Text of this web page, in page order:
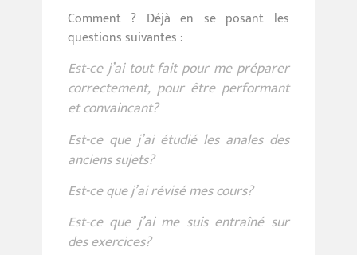
Comment ? Déjà en se posant les
questions suivantes :
Est-ce j’ai tout fait pour me préparer
correctement, pour être performant
et convaincant?
Est-ce que j’ai étudié les anales des
anciens sujets?
Est-ce que j’ai révisé mes cours?
Est-ce que j’ai me suis entraîné sur
des exercices?